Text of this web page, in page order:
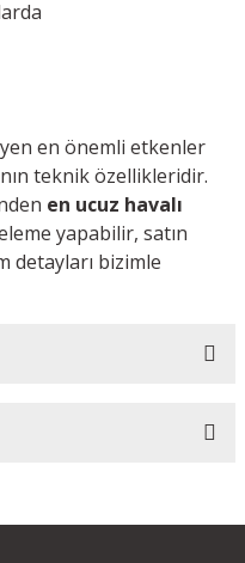
en önemli etkenler
teknik özellikleridir.
en ucuz havalı
yapabilir, satın
detayları bizimle
siz yapın!